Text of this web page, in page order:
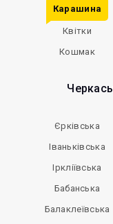
Карашина
Квітки
Кошмак
Єрківська
Іваньківська
Іркліївська
Бабанська
Балаклеївська